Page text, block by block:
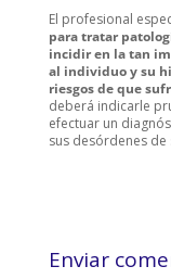
El profesional
para tratar
incidir en la tan
al individuo y su
riesgos de que
deberá indicarle
efectuar un
sus desórdenes de
Enviar